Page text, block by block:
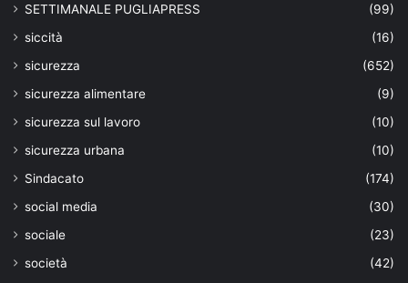
SETTIMANALE PUGLIAPRESS
(99)
siccità
(16)
sicurezza
(652)
sicurezza alimentare
(9)
sicurezza sul lavoro
(10)
sicurezza urbana
(10)
Sindacato
(174)
social media
(30)
sociale
(23)
società
(42)